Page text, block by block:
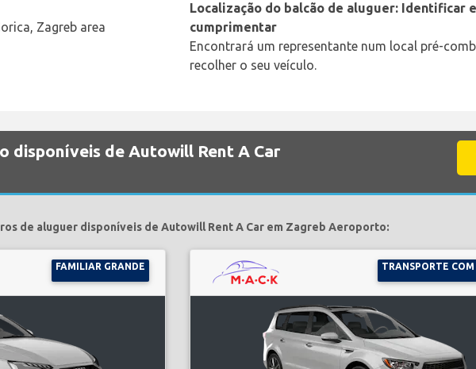
Zagreb area
Localização do balcão de aluguer: Identificar e
cumprimentar
Encontrará um representante num local pré-
recolher o seu veículo.
disponíveis de Autowill Rent A Car
de aluguer disponíveis de Autowill Rent A Car em Zagreb Aeroporto:
FAMILIAR GRANDE TRANSPORTE COM